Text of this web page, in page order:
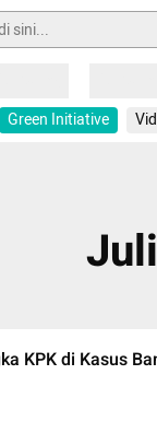
Green Initiative
KPK di Kasus